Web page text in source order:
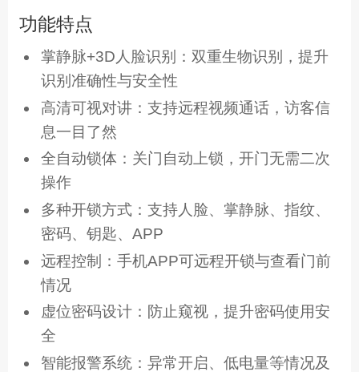
功能特点
掌静脉+3D人脸识别：双重生物识别，提升
识别准确性与安全性
高清可视对讲：支持远程视频通话，访客信
息一目了然
全自动锁体：关门自动上锁，开门无需二次
操作
多种开锁方式：支持人脸、掌静脉、指纹、
密码、钥匙、APP
远程控制：手机APP可远程开锁与查看门前
情况
虚位密码设计：防止窥视，提升密码使用安
全
智能报警系统：异常开启、低电量等情况及